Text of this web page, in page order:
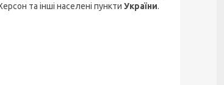
та інші населені пункти України.